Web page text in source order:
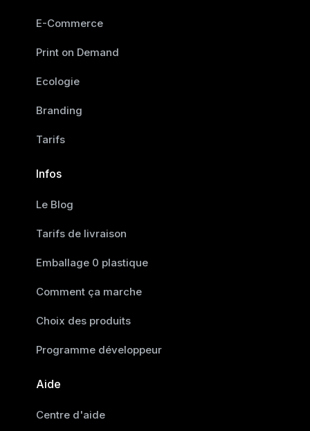
E-Commerce
Print on Demand
Ecologie
Branding
Tarifs
Infos
Le Blog
Tarifs de livraison
Emballage 0 plastique
Comment ça marche
Choix des produits
Programme développeur
Aide
Centre d'aide